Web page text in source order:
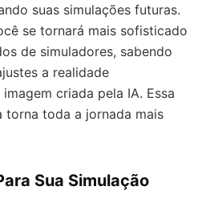
suas simulações futuras.
se tornará mais sofisticado
de simuladores, sabendo
a realidade
criada pela IA. Essa
torna toda a jornada mais
Sua Simulação